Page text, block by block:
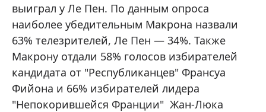
выиграл у Ле Пен. По данным опроса
наиболее убедительным Макрона назвали
63% телезрителей, Ле Пен — 34%. Также
Макрону отдали 58% голосов избирателей
кандидата от "Республиканцев" Франсуа
Фийона и 66% избирателей лидера
"Непокорившейся Франции" Жан-Люка